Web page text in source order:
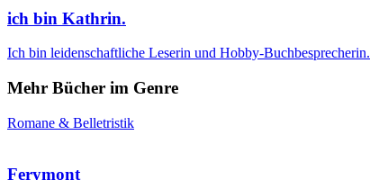
ich bin Kathrin.
Ich bin leidenschaftliche Leserin und Hobby-Buchbesprecherin.
Mehr Bücher im Genre
Romane & Belletristik
Ferymont